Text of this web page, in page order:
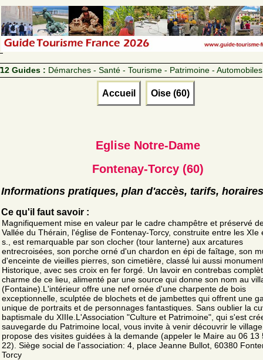
12 Guides : Démarches - Santé - Tourisme - Patrimoine - Automobiles
Accueil Oise (60)
Eglise Notre-Dame
Fontenay-Torcy (60)
Informations pratiques, plan d'accès, tarifs, horaires
Ce qu'il faut savoir :
Magnifiquement mise en valeur par le cadre champêtre et préservé
Vallée du Thérain, l'église de Fontenay-Torcy, construite entre les XIe
s., est remarquable par son clocher (tour lanterne) aux arcatures
entrecroisées, son porche orné d'un chardon en épi de faîtage, son
d'enceinte de vieilles pierres, son cimetière, classé lui aussi
Historique, avec ses croix en fer forgé. Un lavoir en contrebas
charme de ce lieu, alimenté par une source qui donne son nom au
(Fontaine).L'intérieur offre une nef ornée d'une charpente de bois
exceptionnelle, sculptée de blochets et de jambettes qui offrent une
unique de portraits et de personnages fantastiques. Sans oublier la
baptismale du XIIIe.L'Association "Culture et Patrimoine", qui s'est
sauvegarde du Patrimoine local, vous invite à venir découvrir le
propose des visites guidées à la demande (appeler le Maire au 06 13
22). Siège social de l'association: 4, place Jeanne Bullot, 60380
Torcy